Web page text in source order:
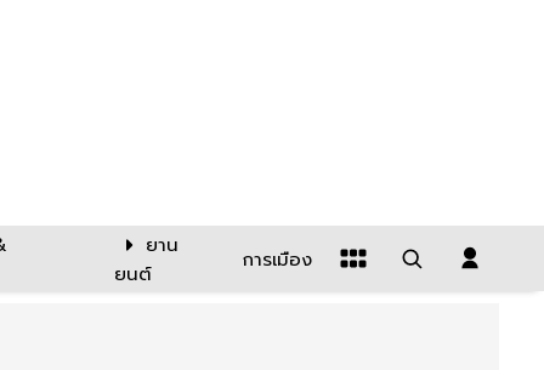
ยาน
ยนต์
การเมือง